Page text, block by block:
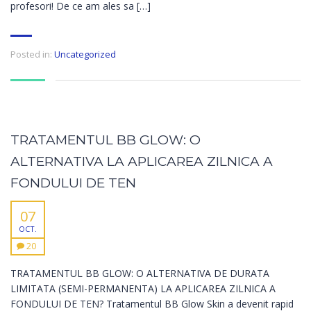
profesori! De ce am ales sa […]
Posted in: Uncategorized
TRATAMENTUL BB GLOW: O
ALTERNATIVA LA APLICAREA ZILNICA A
FONDULUI DE TEN
07
OCT.
20
TRATAMENTUL BB GLOW: O ALTERNATIVA DE DURATA
LIMITATA (SEMI-PERMANENTA) LA APLICAREA ZILNICA A
FONDULUI DE TEN? Tratamentul BB Glow Skin a devenit rapid